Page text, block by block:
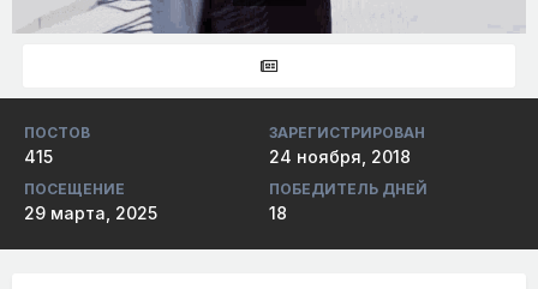
ПОСТОВ
415
ЗАРЕГИСТРИРОВАН
24 ноября, 2018
ПОСЕЩЕНИЕ
29 марта, 2025
ПОБЕДИТЕЛЬ ДНЕЙ
18